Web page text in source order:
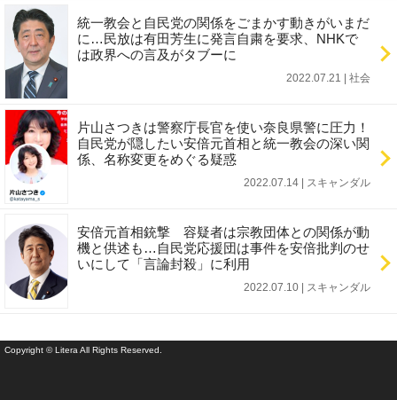
統一教会と自民党の関係をごまかす動きがいまだ
に…民放は有田芳生に発言自粛を要求、NHKで
は政界への言及がタブーに
2022.07.21 | 社会
片山さつきは警察庁長官を使い奈良県警に圧力！
自民党が隠したい安倍元首相と統一教会の深い関
係、名称変更をめぐる疑惑
2022.07.14 | スキャンダル
安倍元首相銃撃 容疑者は宗教団体との関係が動
機と供述も…自民党応援団は事件を安倍批判のせ
いにして「言論封殺」に利用
2022.07.10 | スキャンダル
Copyright © Litera All Rights Reserved.